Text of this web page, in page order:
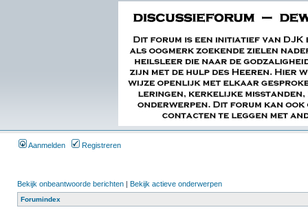
Aanmelden Registreren
Bekijk onbeantwoorde berichten | Bekijk actieve onderwerpen
Forumindex